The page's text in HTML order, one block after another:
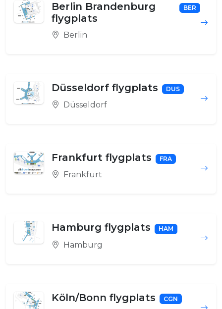
Berlin Brandenburg
flygplats
BER
Berlin
Düsseldorf flygplats DUS
Düsseldorf
Frankfurt flygplats FRA
Frankfurt
Hamburg flygplats HAM
Hamburg
Köln/Bonn flygplats CGN